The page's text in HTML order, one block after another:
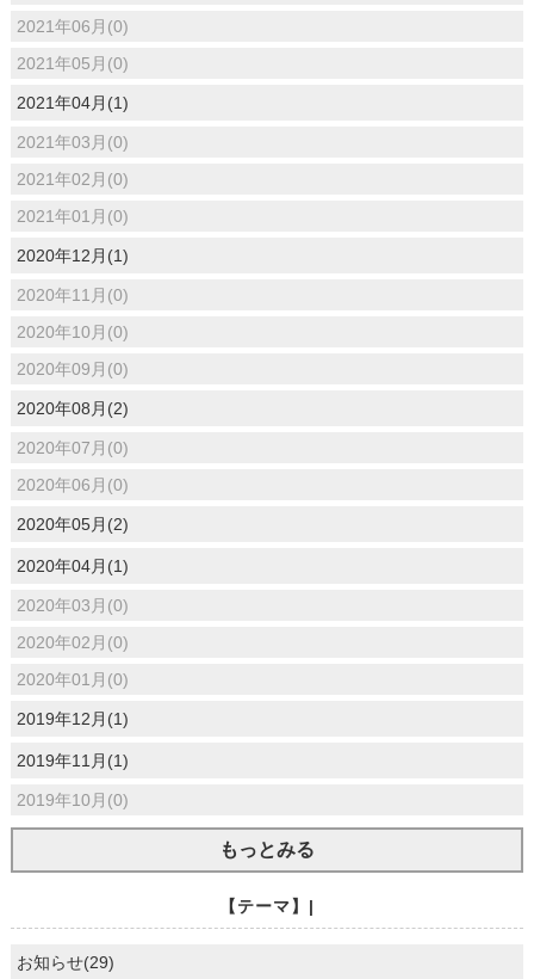
2021年06月(0)
2021年05月(0)
2021年04月(1)
2021年03月(0)
2021年02月(0)
2021年01月(0)
2020年12月(1)
2020年11月(0)
2020年10月(0)
2020年09月(0)
2020年08月(2)
2020年07月(0)
2020年06月(0)
2020年05月(2)
2020年04月(1)
2020年03月(0)
2020年02月(0)
2020年01月(0)
2019年12月(1)
2019年11月(1)
2019年10月(0)
もっとみる
【テーマ】|
お知らせ(29)